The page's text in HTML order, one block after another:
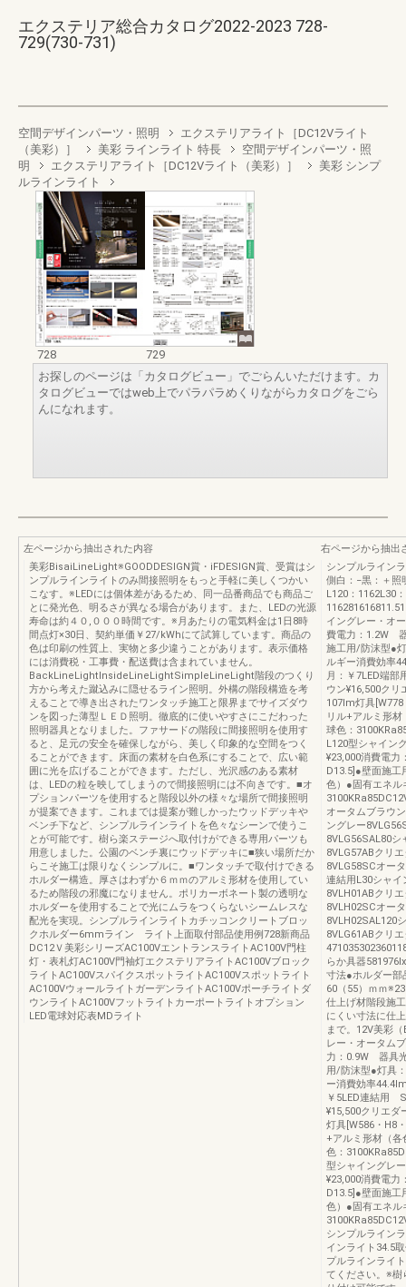
エクステリア総合カタログ2022-2023 728-
729(730-731)
空間デザインパーツ・照明
エクステリアライト［DC12Vライト
（美彩）］
美彩 ラインライト 特長
空間デザインパーツ・照
明
エクステリアライト［DC12Vライト（美彩）］
美彩 シンプ
ルラインライト
728
729
お探しのページは「カタログビュー」でごらんいただけます。カ
タログビューではweb上でパラパラめくりながらカタログをごら
んになれます。
左ページから抽出された内容
美彩BisaiLineLight※GOODDESIGN賞・iFDESIGN賞、受賞はシ
ンプルラインライトのみ間接照明をもっと手軽に美しくつかい
こなす。※LEDには個体差があるため、同一品番商品でも商品ご
とに発光色、明るさが異なる場合があります。また、LEDの光源
寿命は約４０,０００時間です。※月あたりの電気料金は1日8時
間点灯×30日、契約単価￥27/kWhにて試算しています。商品の
色は印刷の性質上、実物と多少違うことがあります。表示価格
には消費税・工事費・配送費は含まれていません。
BackLineLightInsideLineLightSimpleLineLight階段のつくり
方から考えた蹴込みに隠せるライン照明。外構の階段構造を考
えることで導き出されたワンタッチ施工と限界までサイズダウ
ンを図った薄型ＬＥＤ照明。徹底的に使いやすさにこだわった
照明器具となりました。ファサードの階段に間接照明を使用す
ると、足元の安全を確保しながら、美しく印象的な空間をつく
ることができます。床面の素材を白色系にすることで、広い範
囲に光を広げることができます。ただし、光沢感のある素材
は、LEDの粒を映してしまうので間接照明には不向きです。■オ
プションパーツを使用すると階段以外の様々な場所で間接照明
が提案できます。これまでは提案が難しかったウッドデッキや
ベンチ下など、シンプルラインライトを色々なシーンで使うこ
とが可能です。樹ら楽ステージへ取付けができる専用パーツも
用意しました。公園のベンチ裏にウッドデッキに■狭い場所だか
らこそ施工は限りなくシンプルに。■ワンタッチで取付けできる
ホルダー構造。厚さはわずか６ｍｍのアルミ形材を使用してい
るため階段の邪魔になりません。ポリカーボネート製の透明な
ホルダーを使用することで光にムラをつくらないシームレスな
配光を実現。シンプルラインライトカチッコンクリートブロッ
クホルダー6mmライン ライト上面取付部品使用例728新商品
DC12Ｖ美彩シリーズAC100VエントランスライトAC100V門柱
灯・表札灯AC100V門袖灯エクステリアライトAC100Vブロック
ライトAC100VスパイクスポットライトAC100Vスポットライト
AC100VウォールライトガーデンライトAC100Vポーチライトダ
ウンライトAC100Vフットライトカーポートライトオプション
LED電球対応表MDライト
右ページから抽出
シンプルライン
側白：−黒：＋照
L120：1162L30
イングレー・オ
費電力：1.2W
施工用/防沫型●
ルギー消費効率
月：￥7LED端
ウン¥16,500ク
107lm灯具
リル+アルミ形
球色：
L120型シャイン
¥23,000消費電
D13.5]●壁面施
色）●固有エネ
オータムブラウ
ングレー
8VLG56SAL80
8VLG57ABクリ
8VLG58SCオー
連結用L30シャイ
8VLH01ABクリ
8VLH02SCオー
8VLH02SAL120
8VLG61ABクリ
らか具器
寸法●ホルダー
60（55）ｍｍ
仕上げ材階段施
にくい寸法に仕
まで。12V美彩
レー・オータム
力：0.9W 器具
用/防沫型●灯具
ー消費効率
￥5LED連結用
¥15,500クリエ
灯具[W586・H8
+アルミ形材（
色：
型シャイングレ
¥23,000消費電
D13.5]●壁面施
色）●固有エネ
シンプルライン
インライト34.5
プルラインライ
てください。※樹